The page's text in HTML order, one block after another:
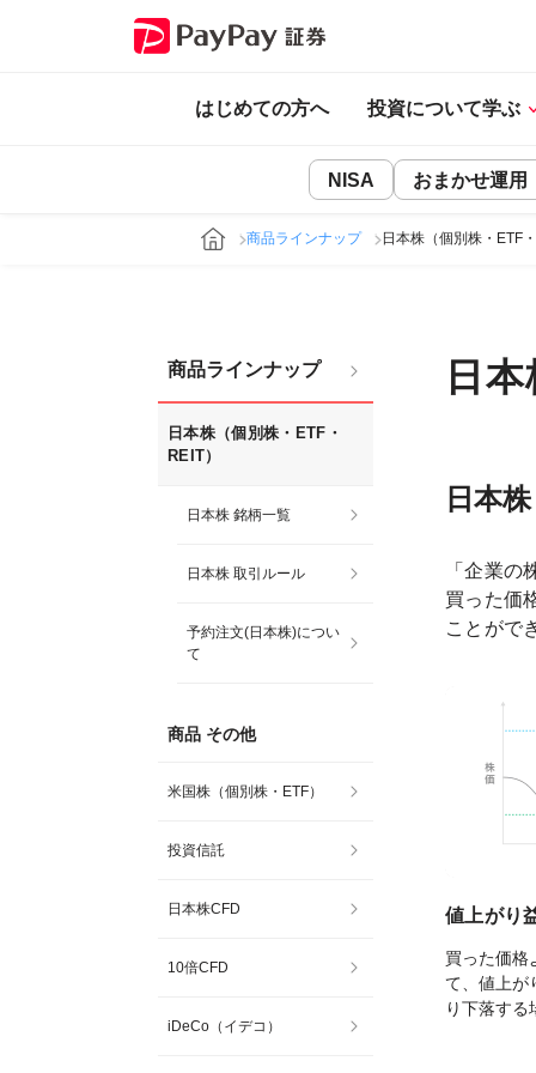
はじめての方へ 投資について学ぶ
NISA おまかせ運用
商品ラインナップ 日本株（個別株・ETF
商品ラインナップ
日本株（個別株・ETF・
REIT）
日本株 銘柄一覧
日本株 取引ルール
予約注文(日本株)につい
て
商品 その他
米国株（個別株・ETF）
投資信託
日本株CFD
10倍CFD
iDeCo（イデコ）
日
日本
「企業
買った価
ことがで
値上がり
買った価格
て、値上が
り下落する